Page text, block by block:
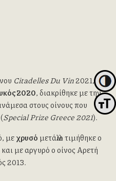
Citadelles Du Vin2021, ο
2020, διακρίθηκε με την
στους οίνους που
Special Prize Greece2021).
μεχρυσό μετάλλιο τιμήθηκε ο
με αργυρό ο οίνος Αρετή
2013.